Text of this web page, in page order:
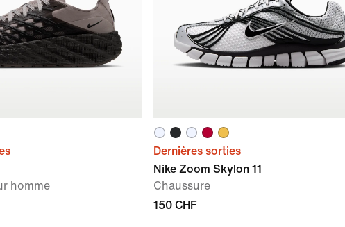
homme
Dernières sorties
Nike Zoom Skylon 11
Chaussure
150 CHF